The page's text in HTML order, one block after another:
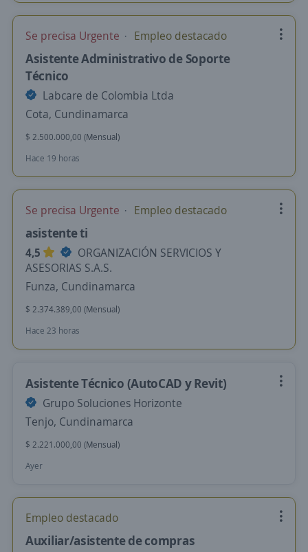
Se precisa Urgente Empleo destacado
Asistente Administrativo de Soporte
Técnico
Labcare de Colombia Ltda
Cota, Cundinamarca
$ 2.500.000,00 (Mensual)
Hace 19 horas
Se precisa Urgente Empleo destacado
asistente ti
4,5
ORGANIZACIÓN SERVICIOS Y
ASESORIAS S.A.S.
Funza, Cundinamarca
$ 2.374.389,00 (Mensual)
Hace 23 horas
Asistente Técnico (AutoCAD y Revit)
Grupo Soluciones Horizonte
Tenjo, Cundinamarca
$ 2.221.000,00 (Mensual)
Ayer
Empleo destacado
Auxiliar/asistente de compras